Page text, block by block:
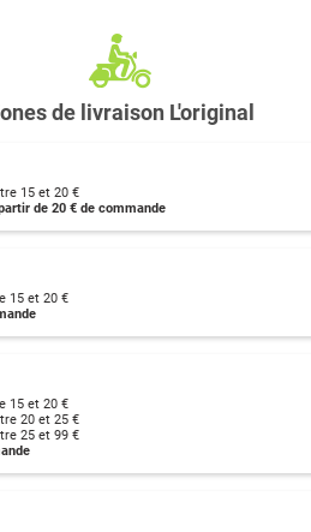
de livraison L'original
15 et 20 €
de 20 € de commande
15 et 20 €
15 et 20 €
20 et 25 €
25 et 99 €